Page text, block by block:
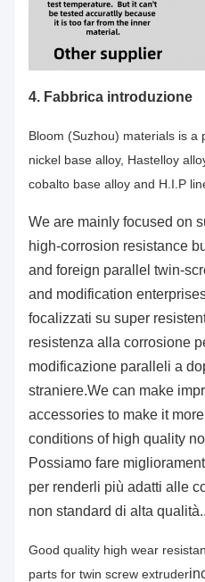
4. Fabbrica introduzione
Bloom (Suzhou) materials is
nickel base alloy, Hastelloy
cobalto base alloy and H.I.P
We are mainly focused on
high-corrosion resistance
and foreign parallel twin-
and modification
focalizzati su super
resistenza alla corrosione
modificazione paralleli a
straniere.We can make
accessories to make it
conditions of high quality
Possiamo fare
per renderli più adatti alle
non standard di alta qualità..
Good quality high wear
parts for twin screw extruder